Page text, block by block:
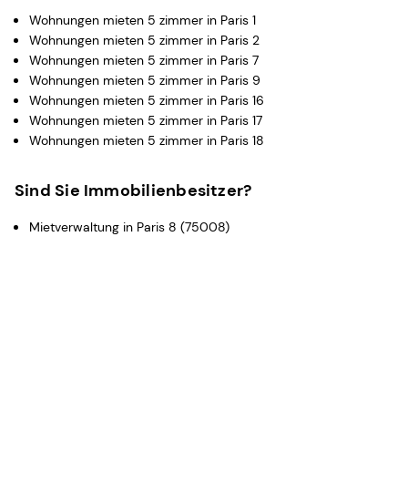
Wohnungen mieten 5 zimmer in Paris 1
Wohnungen mieten 5 zimmer in Paris 2
Wohnungen mieten 5 zimmer in Paris 7
Wohnungen mieten 5 zimmer in Paris 9
Wohnungen mieten 5 zimmer in Paris 16
Wohnungen mieten 5 zimmer in Paris 17
Wohnungen mieten 5 zimmer in Paris 18
Sind Sie Immobilienbesitzer?
Mietverwaltung in Paris 8 (75008)